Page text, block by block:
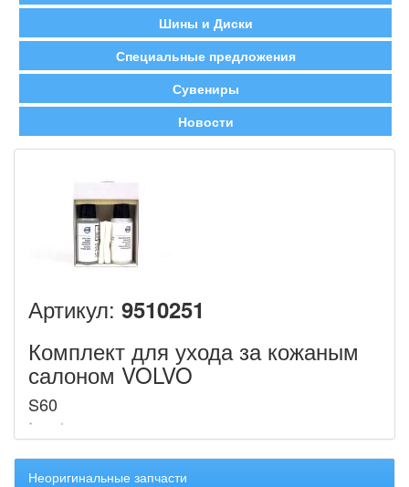
Шины и Диски
Специальные предложения
Сувениры
Новости
Артикул: 9510251
Комплект для ухода за кожаным
салоном VOLVO
S60
Неоригинальные запчасти